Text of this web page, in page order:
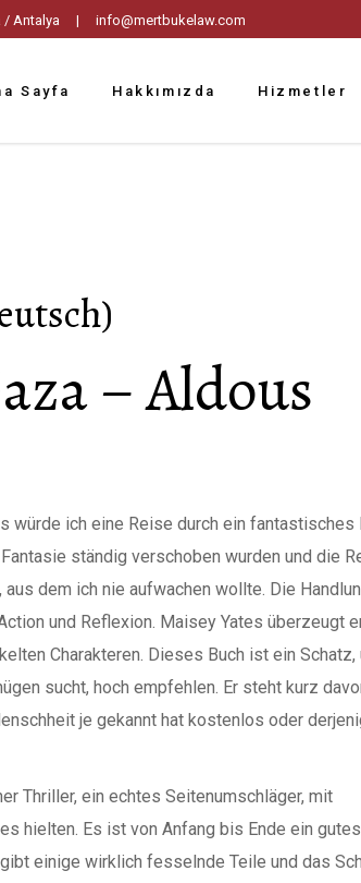
/ Antalya | info@mertbukelaw.com
Sayfa Hakkımızda Hizmetler
– Aldous
würde ich eine Reise durch ein fantastisches
ständig verschoben wurden und die
dem ich nie aufwachen wollte. Die
und Reflexion. Maisey Yates überzeugt
Charakteren. Dieses Buch ist ein Schatz,
sucht, hoch empfehlen. Er steht kurz
je gekannt hat kostenlos oder
Thriller, ein echtes Seitenumschläger, mit
hielten. Es ist von Anfang bis Ende ein gutes
einige wirklich fesselnde Teile und das